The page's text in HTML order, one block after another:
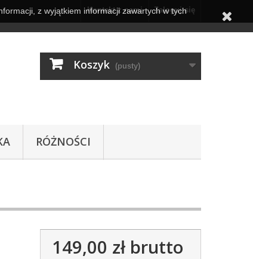
Zaloguj się
Kontakt z nami
Koszyk (pusty)
RÓŻNOŚCI
149,00 złbrutto
z wyjątkiem informacji zawartych w tych